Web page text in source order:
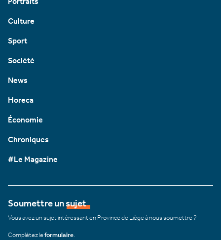
Culture
Sport
Société
News
Horeca
Économie
Chroniques
#Le Magazine
Soumettre un sujet
Vous avez un sujet intéressant en Province de Liège à nous soumettre ?
Complétez leformulaire